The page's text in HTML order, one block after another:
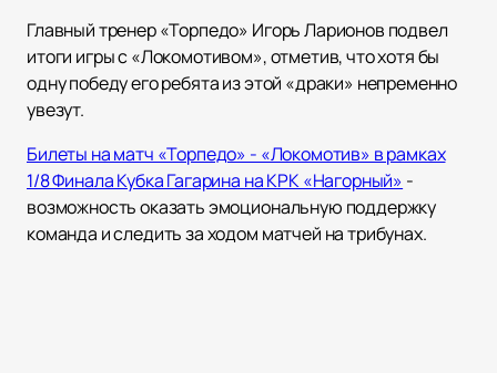
Главный тренер «Торпедо» Игорь Ларионов подвел
итоги игры с «Локомотивом», отметив, что хотя бы
одну победу его ребята из этой «драки» непременно
увезут.
Билеты на матч «Торпедо» - «Локомотив» в рамках
1/8 Финала Кубка Гагарина на КРК «Нагорный» -
возможность оказать эмоциональную поддержку
команда и следить за ходом матчей на трибунах.